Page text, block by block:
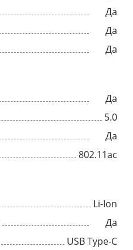
Да
Да
Да
Да
5.0
Да
802.11ac
Li-Ion
Да
USB Type-C